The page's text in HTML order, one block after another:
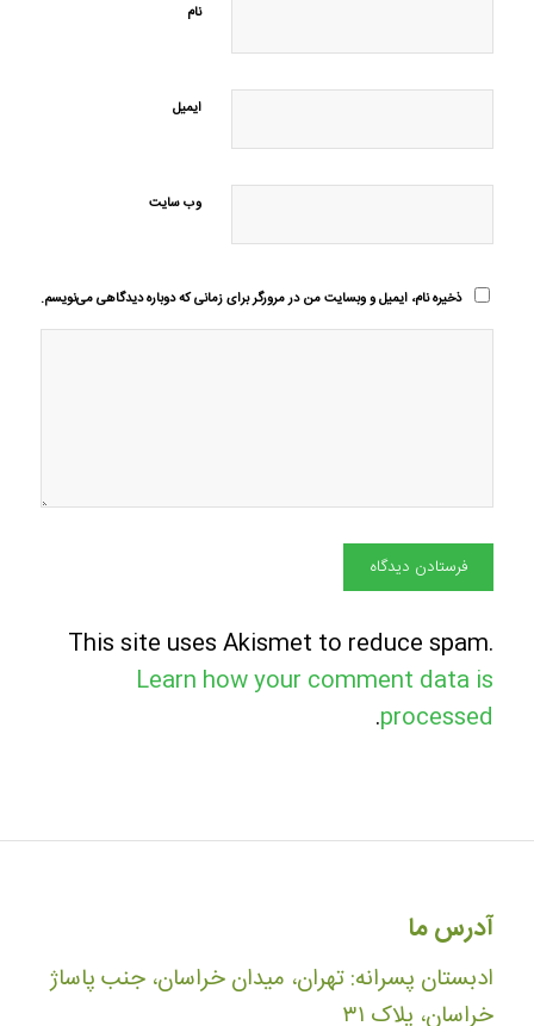
نام
ایمیل
وب‌ سایت
ذخیره نام، ایمیل و وبسایت من در مرورگر برای زمانی که دوباره دیدگاهی می‌نویسم.
This site uses Akismet to reduce spam.
Learn how your comment data is
processed
.
آدرس ما
ادبستان پسرانه: تهران، میدان خراسان، جنب پاساژ
خراسان، پلاک ۳۱